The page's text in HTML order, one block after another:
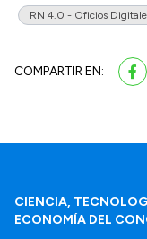
RN 4.0 - Oficios
COMPARTIR EN:
CIENCIA,
ECONOMÍA DEL